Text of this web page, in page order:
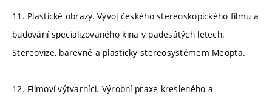
11. Plastické obrazy. Vývoj českého stereoskopického filmu a
budování specializovaného kina v padesátých letech.
Stereovize, barevně a plasticky stereosystémem Meopta.
12. Filmoví výtvarníci. Výrobní praxe kresleného a